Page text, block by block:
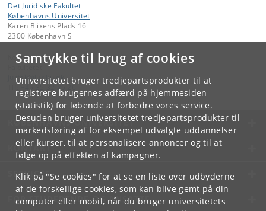
Samtykke til brug af cookies
Universitetet bruger tredjepartsprodukter til at
registrere brugernes adfærd på hjemmesiden
(statistik) for løbende at forbedre vores service.
Desuden bruger universitetet tredjepartsprodukter til
markedsføring af for eksempel udvalgte uddannelser
eller kurser, til at personalisere annoncer og til at
følge op på effekten af kampagner.
Klik på "Se cookies" for at se en liste over udbyderne
af de forskellige cookies, som kan blive gemt på din
computer eller mobil, når du bruger universitetets
Det Juridiske Fakultet
Københavns Universitet
Karen Blixens Plads 16
2300 København S
Kontakt:
jurfak @jur.ku.dk
KØBENHAVNS UNIVERSITET
KONTAKT
SERVICES
FOR STUDERENDE OG ANSATTE